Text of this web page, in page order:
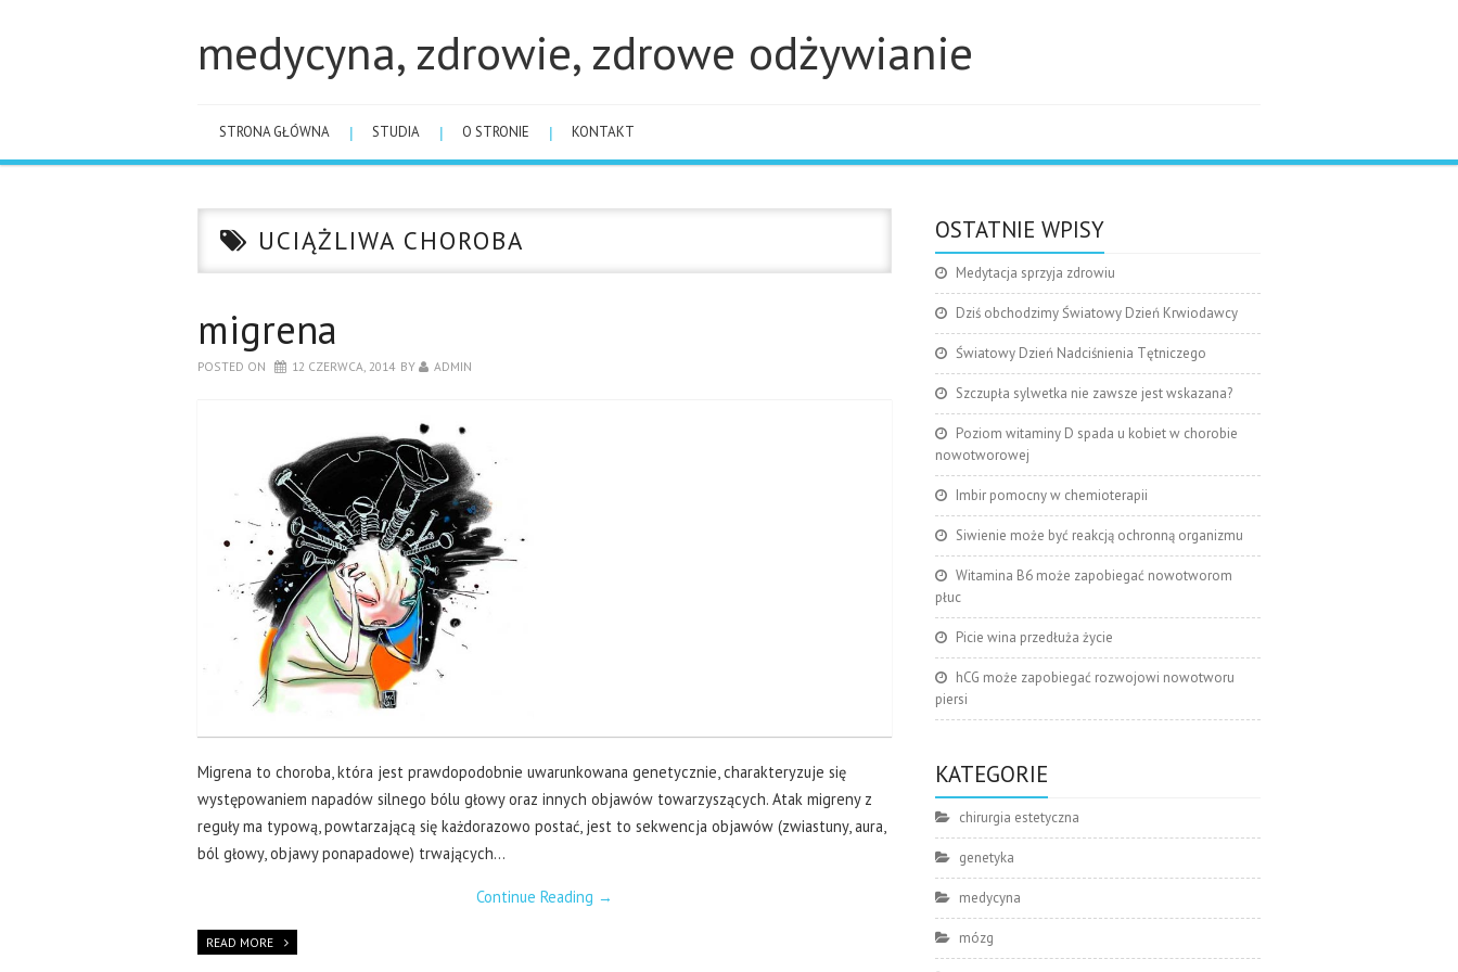
medycyna, zdrowie, zdrowe odżywianie
STRONA GŁÓWNA STUDIA O STRONIE KONTAKT
UCIĄŻLIWA CHOROBA
migrena
POSTED ON 12 CZERWCA, 2014 BY ADMIN
Migrena to choroba, która jest prawdopodobnie uwarunkowana genetycznie, charakteryzuje się
występowaniem napadów silnego bólu głowy oraz innych objawów towarzyszących. Atak migreny z
reguły ma typową, powtarzającą się każdorazowo postać, jest to sekwencja objawów (zwiastuny, aura,
ból głowy, objawy ponapadowe) trwających…
Continue Reading →
READ MORE
OSTATNIE WPISY
Medytacja sprzyja zdrowiu
Dziś obchodzimy Światowy Dzień Krwiodawcy
Światowy Dzień Nadciśnienia Tętniczego
Szczupła sylwetka nie zawsze jest wskazana?
Poziom witaminy D spada u kobiet w chorobie
nowotworowej
Imbir pomocny w chemioterapii
Siwienie może być reakcją ochronną organizmu
Witamina B6 może zapobiegać nowotworom
płuc
Picie wina przedłuża życie
hCG może zapobiegać rozwojowi nowotworu
piersi
KATEGORIE
chirurgia estetyczna
genetyka
medycyna
mózg